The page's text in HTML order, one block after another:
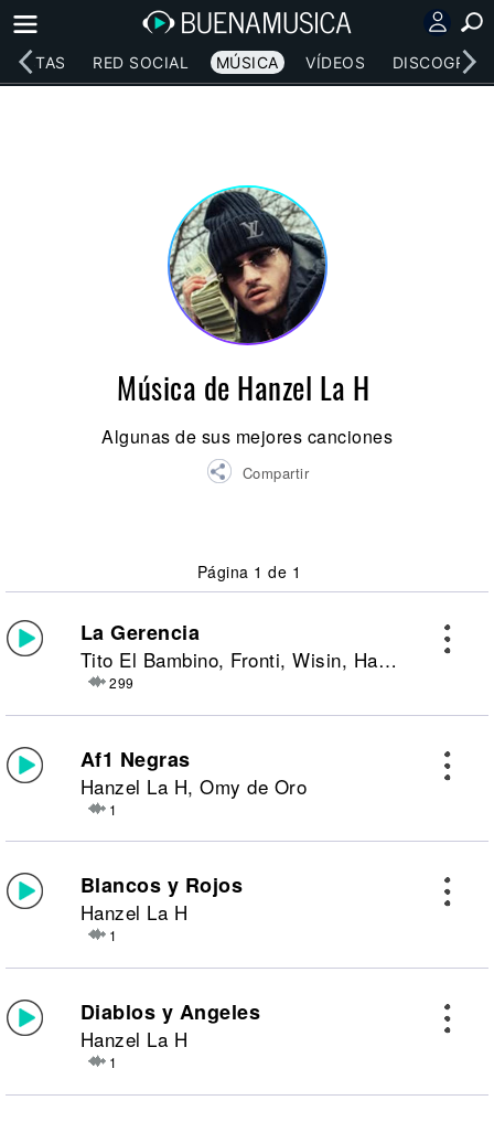
RED SOCIAL MÚSICA VÍDEOS
Música de Hanzel La H
Algunas de sus mejores canciones
Compartir
Página 1 de 1
La Gerencia
Tito El Bambino, Fronti, Wisin, Hanzel La H y Arcangel
299
Af1 Negras
Hanzel La H, Omy de Oro
1
Blancos y Rojos
Hanzel La H
1
Diablos y Angeles
Hanzel La H
1